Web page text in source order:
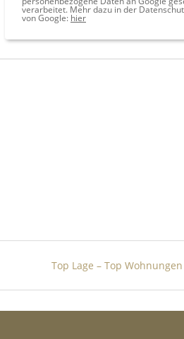
verarbeitet. Mehr dazu in der
von Google: hier
Top Lage – Top Wohnungen